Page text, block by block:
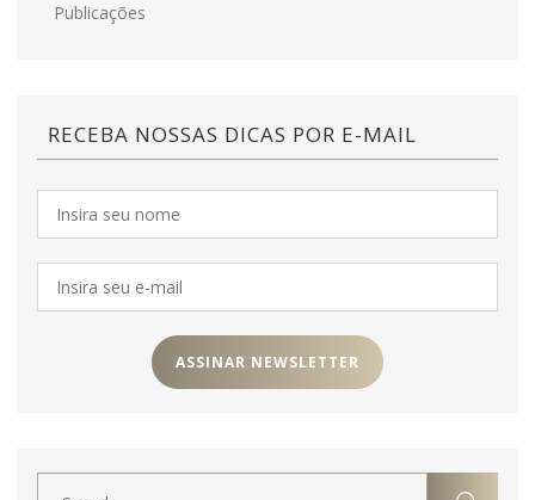
Publicações
RECEBA NOSSAS DICAS POR E-MAIL